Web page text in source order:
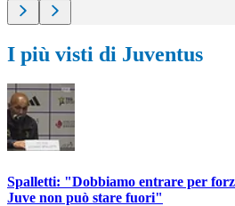
I più visti di Juventus
Spalletti: "Dobbiamo entrare per
Juve non può stare fuori"